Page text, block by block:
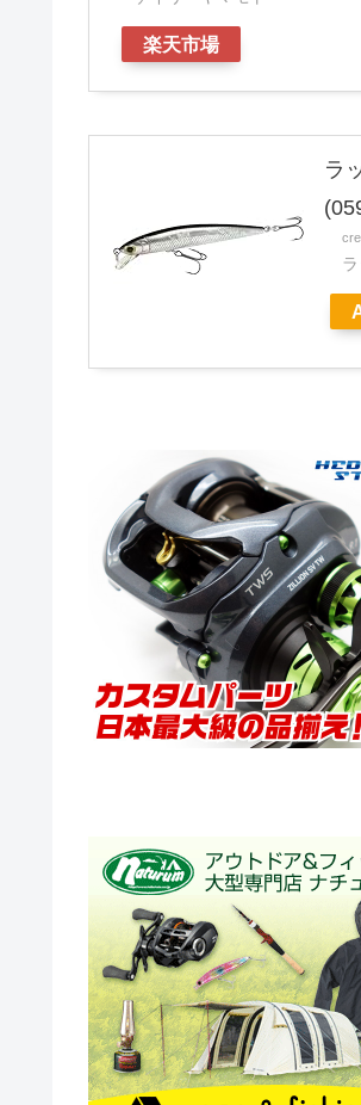
楽天市場
ラ